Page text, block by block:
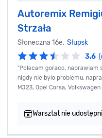
Autoremix
Strzała
Słoneczna 16e, Słupsk
3.6
"Polecam goraco,
nigdy nie bylo problemu,
MJ23, Opel Corsa,
Warsztat nie